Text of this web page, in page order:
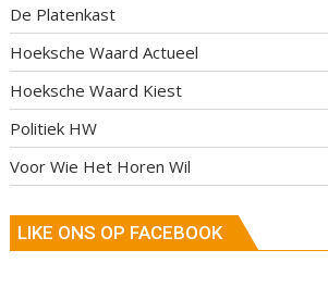
De Platenkast
Hoeksche Waard Actueel
Hoeksche Waard Kiest
Politiek HW
Voor Wie Het Horen Wil
LIKE ONS OP FACEBOOK